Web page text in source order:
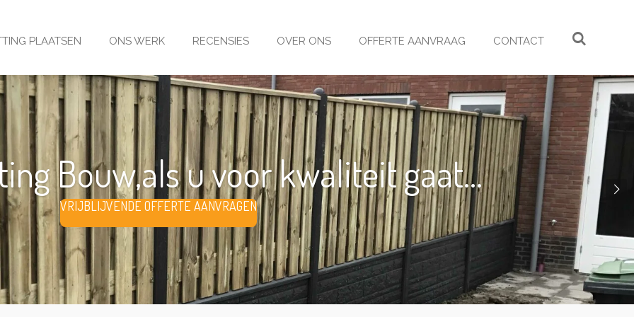
PLAATSEN ONS WERK RECENSIES OVER ONS OFFERTE AANVRAAG CONTACT
Bouw,als u voor kwaliteit gaat...
VRIJBLIJVENDE OFFERTE AANVRAGEN